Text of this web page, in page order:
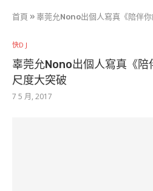
首頁 » 辜莞允Nono出個人寫真《陪伴
快D J
辜莞允Nono出個人寫真《陪
尺度大突破
7 5 月, 2017